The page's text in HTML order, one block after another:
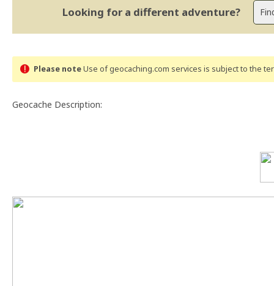
Looking for a different adventure?
Please noteUse of geocaching.com services is subject to the
Geocache Description: